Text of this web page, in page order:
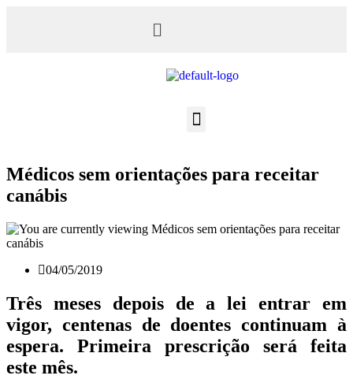
Médicos sem orientações para receitar
canábis
04/05/2019
Três meses depois de a lei entrar em
vigor, centenas de doentes continuam à
espera. Primeira prescrição será feita
este mês.